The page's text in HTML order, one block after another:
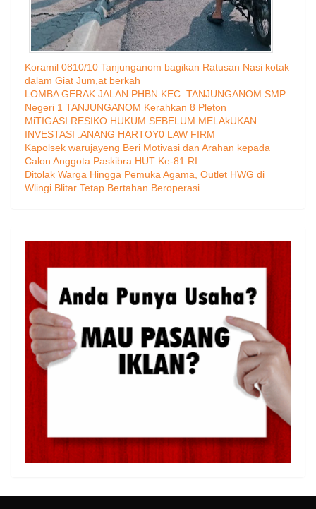
Koramil 0810/10 Tanjunganom bagikan Ratusan Nasi kotak
dalam Giat Jum,at berkah
LOMBA GERAK JALAN PHBN KEC. TANJUNGANOM SMP
Negeri 1 TANJUNGANOM Kerahkan 8 Pleton
MiTIGASI RESIKO HUKUM SEBELUM MELAkUKAN
INVESTASI .ANANG HARTOY0 LAW FIRM
Kapolsek warujayeng Beri Motivasi dan Arahan kepada
Calon Anggota Paskibra HUT Ke-81 RI
Ditolak Warga Hingga Pemuka Agama, Outlet HWG di
Wlingi Blitar Tetap Bertahan Beroperasi